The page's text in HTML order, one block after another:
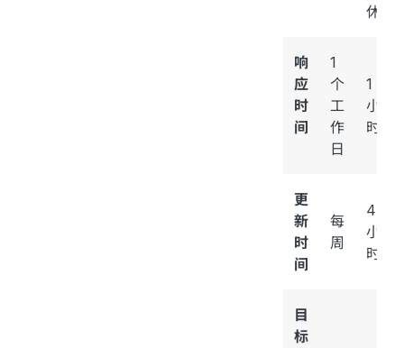
休
响
应
时
间
1
个
工
作
日
1
小
时
更
新
时
间
每
周
4
小
时
目
标